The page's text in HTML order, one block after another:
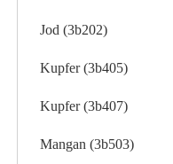
Jod (3b202)
Kupfer (3b405)
Kupfer (3b407)
Mangan (3b503)